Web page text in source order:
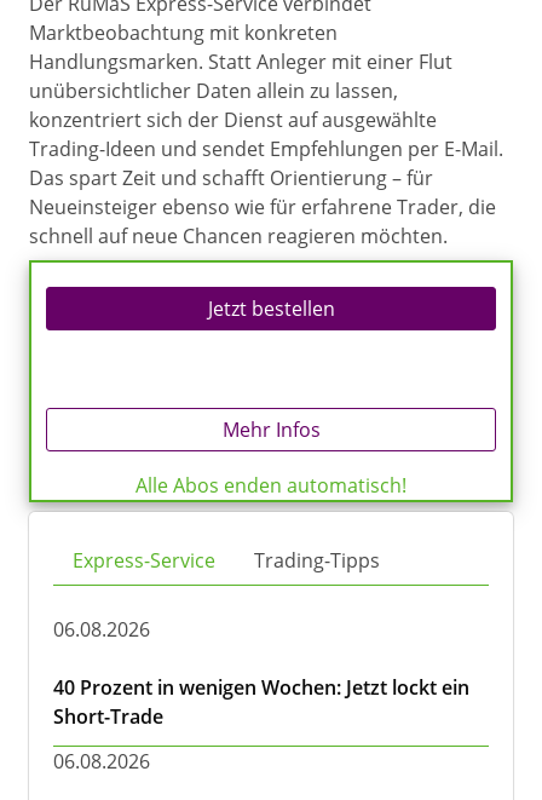
Marktbeobachtung mit konkreten
Handlungsmarken. Statt Anleger mit einer Flut
unübersichtlicher Daten allein zu lassen,
konzentriert sich der Dienst auf ausgewählte
Trading-Ideen und sendet Empfehlungen per E-Mail.
Das spart Zeit und schafft Orientierung – für
Neueinsteiger ebenso wie für erfahrene Trader, die
schnell auf neue Chancen reagieren möchten.
Jetzt bestellen
Mehr Infos
Alle Abos enden automatisch!
Express-Service Trading-Tipps
06.08.2026
40 Prozent in wenigen Wochen: Jetzt lockt ein
Short-Trade
06.08.2026